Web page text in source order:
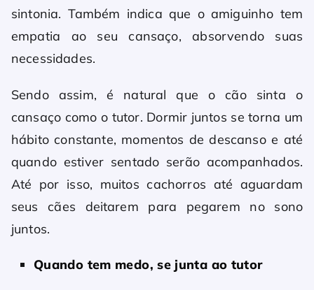
sintonia. Também indica que o amiguinho tem
empatia ao seu cansaço, absorvendo suas
necessidades.
Sendo assim, é natural que o cão sinta o
cansaço como o tutor. Dormir juntos se torna um
hábito constante, momentos de descanso e até
quando estiver sentado serão acompanhados.
Até por isso, muitos cachorros até aguardam
seus cães deitarem para pegarem no sono
juntos.
Quando tem medo, se junta ao tutor